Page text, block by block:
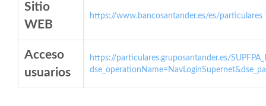
Sitio
WEB
https://www.bancosantander.es/es/particulares
Acceso
usuarios
https://particulares.gruposantander.es/